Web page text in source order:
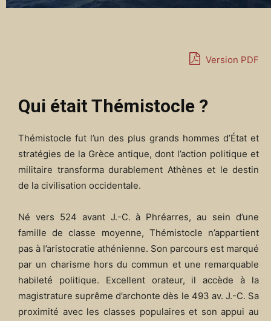
Version PDF
Qui était Thémistocle ?
Thémistocle fut l’un des plus grands hommes d’État et
stratégies de la Grèce antique, dont l’action politique et
militaire transforma durablement Athènes et le destin
de la civilisation occidentale.
Né vers 524 avant J.-C. à Phréarres, au sein d’une
famille de classe moyenne, Thémistocle n’appartient
pas à l’aristocratie athénienne. Son parcours est marqué
par un charisme hors du commun et une remarquable
habileté politique. Excellent orateur, il accède à la
magistrature suprême d’archonte dès le 493 av. J.-C. Sa
proximité avec les classes populaires et son appui au